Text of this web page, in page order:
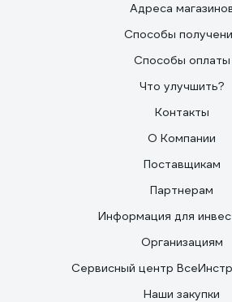
Адреса
Способы
Способы оплаты
Что улучшить?
Контакты
О Компании
Поставщикам
Партнерам
Информация для
Организациям
Сервисный центр
Наши закупки